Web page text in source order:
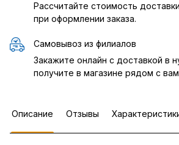
Рассчитайте стоимость
при оформлении заказа.
Самовывоз из филиалов
Закажите онлайн с доставкой в
получите в магазине рядом с
Описание Отзывы